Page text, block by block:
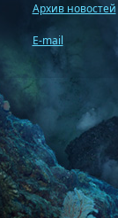
Архив новостей
E-mail